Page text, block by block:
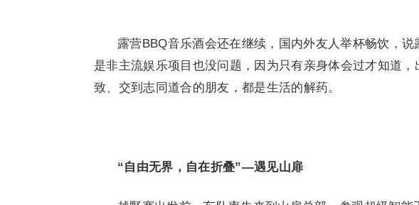
露营BBQ音乐酒会还在继续，国内外友人举杯畅饮，
是非主流娱乐项目也没问题，因为只有亲身体会过才知道
致、交到志同道合的朋友，都是生活的解药。
“自由无界，自在折叠”—遇见山扉